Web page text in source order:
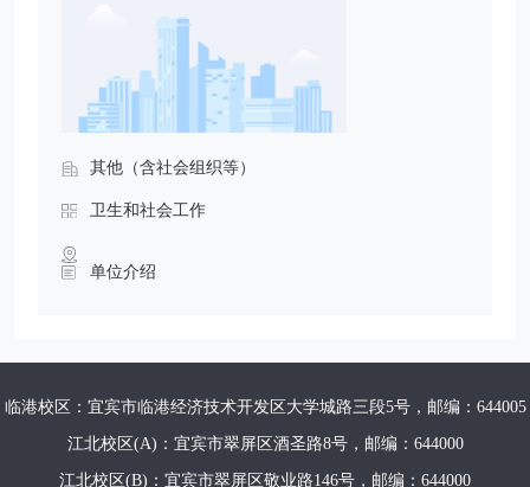
其他（含社会组织等）
卫生和社会工作
单位介绍
临港校区：宜宾市临港经济技术开发区大学城路三段5号，邮编：644005
江北校区(A)：宜宾市翠屏区酒圣路8号，邮编：644000
江北校区(B)：宜宾市翠屏区敬业路146号，邮编：644000